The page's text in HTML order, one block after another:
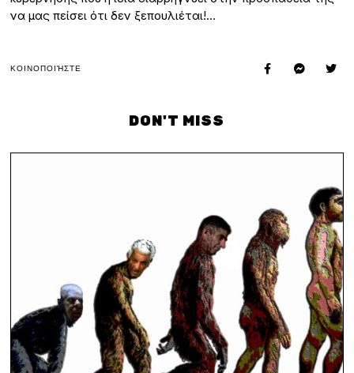
να μας πείσει ότι δεν ξεπουλιέται!…
ΚΟΙΝΟΠΟΙΉΣΤΕ
DON'T MISS